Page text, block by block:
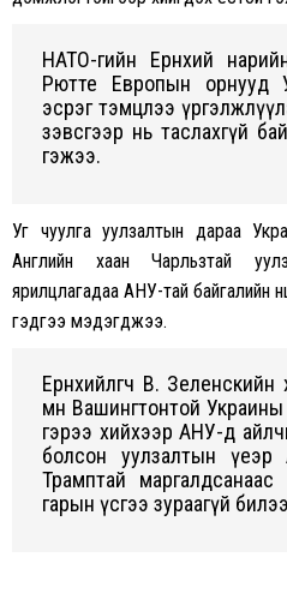
НАТО-гийн Ерөнхий
Рютте Европын орнууд
эсрэг тэмцлээ
зэвсгээр нь таслахгүй
гэжээ.
Уг чуулга уулзалтын дараа
Английн хаан Чарльзтай
ярилцлагадаа АНУ-тай байгалийн
гэдгээ мэдэгджээ.
Ерөнхийлөгч В.
өмнө Вашингтонтой Украины
гэрээ хийхээр АНУ-д
болсон уулзалтын үеэр
Трамптай
гарын үсгээ зураагүй